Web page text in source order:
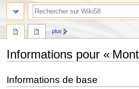
Informations pour «
ààInformations de base
plus